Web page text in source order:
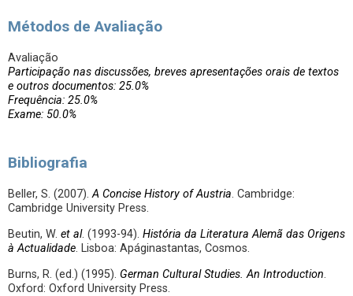
Métodos de Avaliação
Avaliação
Participação nas discussões, breves apresentações orais de textos
e outros documentos: 25.0%
Frequência: 25.0%
Exame: 50.0%
Bibliografia
Beller, S. (2007).A Concise History of Austria. Cambridge:
Cambridge University Press.
Beutin, W. et al. (1993-94). História da Literatura Alemã das Origens
à Actualidade. Lisboa: Apáginastantas, Cosmos.
Burns, R. (ed.) (1995). German Cultural Studies. An Introduction.
Oxford: Oxford University Press.